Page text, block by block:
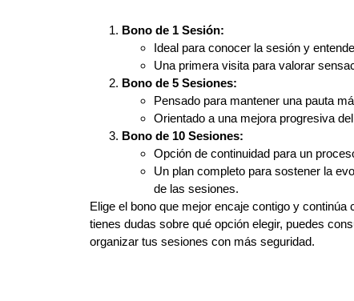
Bono de 1 Sesión:
Ideal para conocer la sesión y
Una primera visita para valorar
Bono de 5 Sesiones:
Pensado para mantener una pauta
Orientado a una mejora progresiva
Bono de 10 Sesiones:
Opción de continuidad para un
Un plan completo para sostener la
de las sesiones.
Elige el bono que mejor encaje contigo y
tienes dudas sobre qué opción elegir, puedes
organizar tus sesiones con más seguridad.